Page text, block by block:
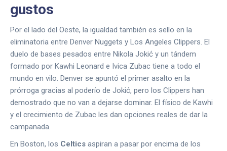
gustos
Por el lado del Oeste, la igualdad también es sello en la
eliminatoria entre Denver Nuggets y Los Angeles Clippers. El
duelo de bases pesados entre Nikola Jokić y un tándem
formado por Kawhi Leonard e Ivica Zubac tiene a todo el
mundo en vilo. Denver se apuntó el primer asalto en la
prórroga gracias al poderío de Jokić, pero los Clippers han
demostrado que no van a dejarse dominar. El físico de Kawhi
y el crecimiento de Zubac les dan opciones reales de dar la
campanada.
En Boston, los Celtics aspiran a pasar por encima de los